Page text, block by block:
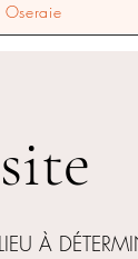
Oseraie
LIEU À